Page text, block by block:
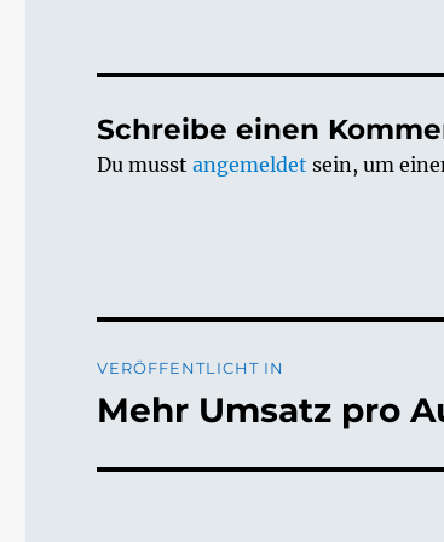
Schreibe einen
Du musstangemeldet sein, um
VERÖFFENTLICHT IN
Mehr Umsatz pro